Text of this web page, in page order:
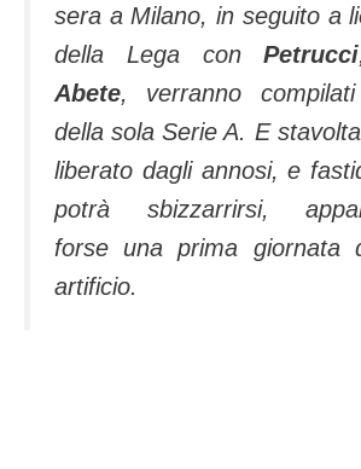
sera a Milano, in seguito a
della Lega conPetrucci
Abete, verranno
della sola Serie A. E
liberato dagli annosi, e
potrà sbizzarrirsi,
forse una prima giornata
artificio.